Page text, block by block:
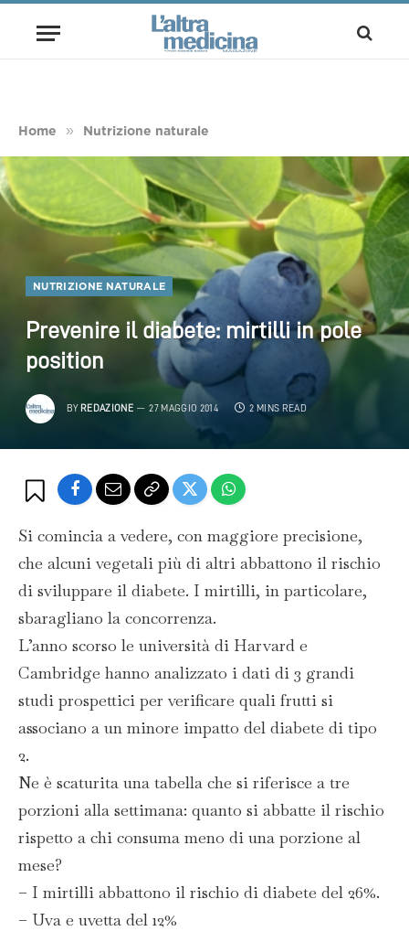
Home » Nutrizione naturale
NUTRIZIONE NATURALE
Prevenire il diabete: mirtilli in pole
position
BY REDAZIONE 27 MAGGIO 2014 2 MINS READ
Si comincia a vedere, con maggiore precisione,
che alcuni vegetali più di altri abbattono il rischio
di sviluppare il diabete. I mirtilli, in particolare,
sbaragliano la concorrenza.
L’anno scorso le università di Harvard e
Cambridge hanno analizzato i dati di 3 grandi
studi prospettici per verificare quali frutti si
associano a un minore impatto del diabete di tipo
2.
Ne è scaturita una tabella che si riferisce a tre
porzioni alla settimana: quanto si abbatte il rischio
rispetto a chi consuma meno di una porzione al
mese?
– I mirtilli abbattono il rischio di diabete del 26%.
– Uva e uvetta del 12%